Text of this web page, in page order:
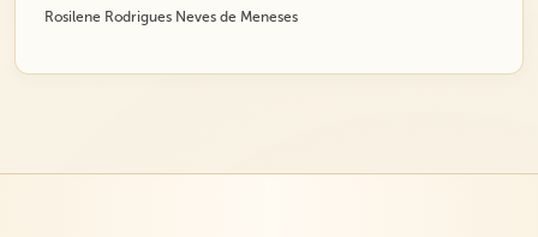
Rosilene Rodrigues Neves de Meneses